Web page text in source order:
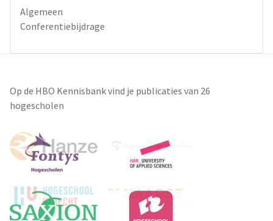
Algemeen
Conferentiebijdrage
Op de HBO Kennisbank vind je publicaties van 26
hogescholen